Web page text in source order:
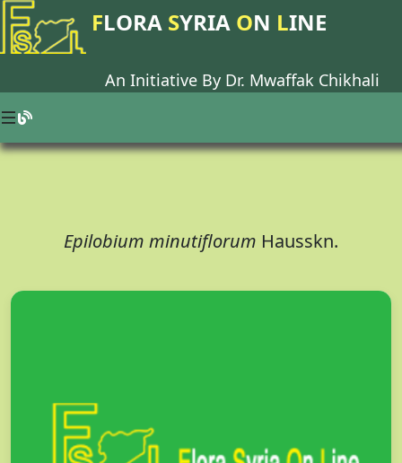
FLORA SYRIA ON LINE
An Initiative By Dr. Mwaffak Chikhali
Epilobium minutiflorum Hausskn.